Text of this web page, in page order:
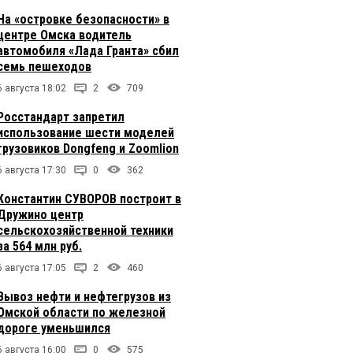
«островке безопасности» в
Омска водитель
«Лада Гранта» сбил
пешеходов
августа 18:02 2 709
запретил
шести моделей
Dongfeng и Zoomlion
августа 17:30 0 362
СУВОРОВ построит в
центр
техники
564 млн руб.
августа 17:05 2 460
нефти и нефтегрузов из
области по железной
уменьшился
августа 16:00 0 575